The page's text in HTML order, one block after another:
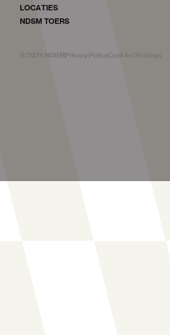
LOCATIES
NDSM TOERS
NDSMPrivacy PolicyCookies Settings